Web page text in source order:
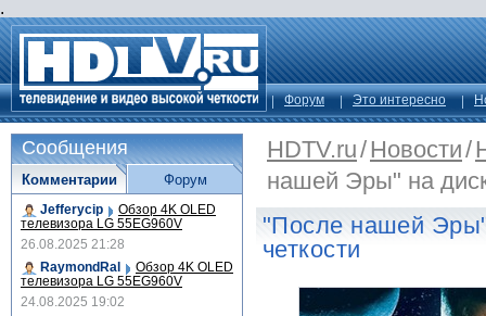
.
Форум Это интересно
HDTV.ru/Новости/
нашей Эры" на
"После нашей
четкости
Сообщения
Комментарии
Jefferycip Обзор 4K OLED
телевизора LG 55EG960V
26.08.2025 21:28
RaymondRal
Обзор 4K OLED
телевизора LG 55EG960V
24.08.2025 19:02
Форум